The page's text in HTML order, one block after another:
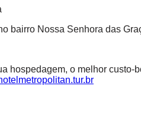
bairro Nossa Senhora das
hospedagem, o melhor custo-